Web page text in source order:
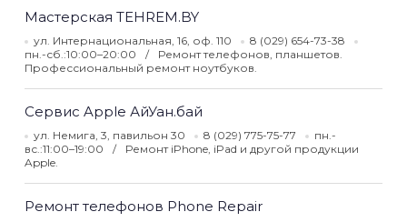
Мастерская TEHREM.BY
ул. Интернациональная, 16, оф. 110
8 (029) 654-73-38
пн.-сб.:10:00–20:00
Ремонт телефонов, планшетов.
Профессиональный ремонт ноутбуков.
Сервис Apple АйУан.бай
ул. Немига, 3, павильон 30 8 (029) 775-75-77
пн.-
вс.:11:00–19:00
Ремонт iPhone, iPad и другой продукции
Apple.
Ремонт телефонов Phone Repair